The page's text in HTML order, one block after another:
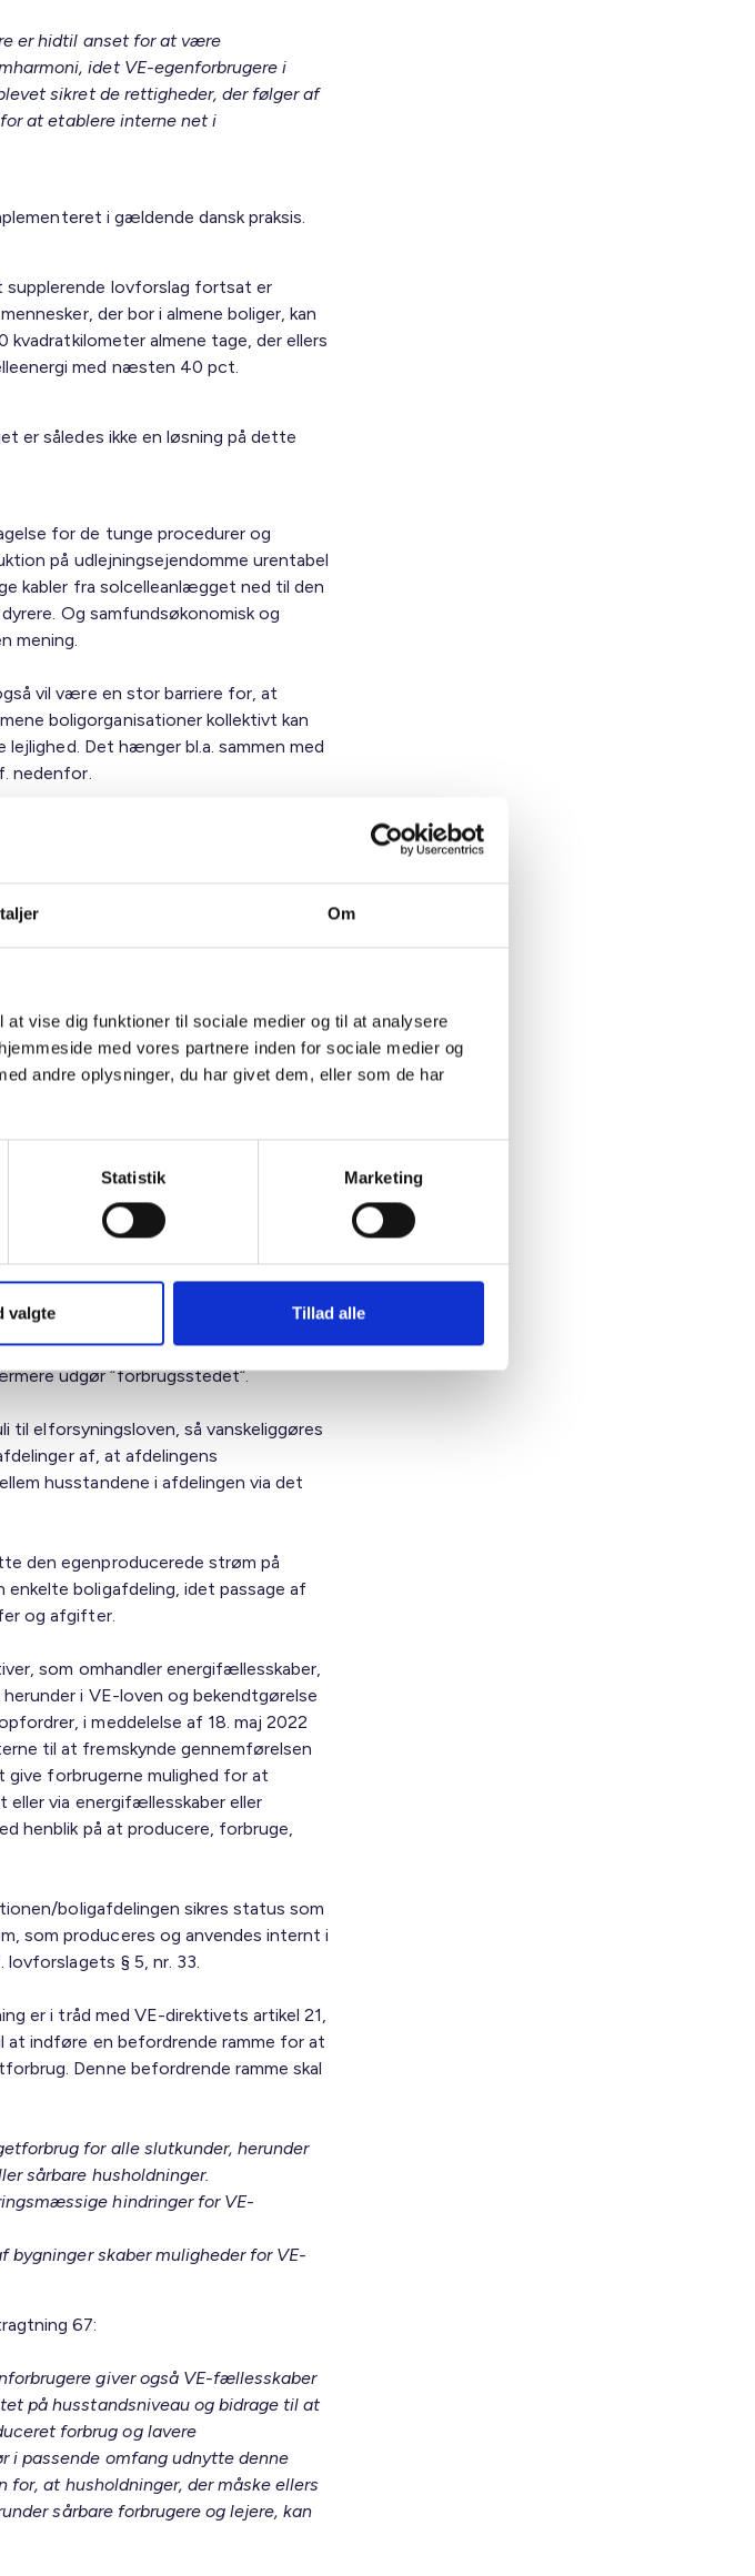
Om
vise dig funktioner til sociale medier og til at analysere
med vores partnere inden for sociale medier og
andre oplysninger, du har givet dem, eller som de har
Statistik Marketing
valgte Tillad alle
er hidtil anset for at være
idet VE-egenforbrugere i
sikret de rettigheder, der følger af
at etablere interne net i
i gældende dansk praksis.
supplerende lovforslag fortsat er
der bor i almene boliger, kan
almene tage, der ellers
med næsten 40 pct.
er således ikke en løsning på dette
for de tunge procedurer og
på udlejningsejendomme urentabel
kabler fra solcelleanlægget ned til den
Og samfundsøkonomisk og
mening.
vil være en stor barriere for, at
boligorganisationer kollektivt kan
Det hænger bl.a. sammen med
nedenfor.
og procedurer kan anvende den
det kollektive net, da ingen strøm vil
udbygning af elnettet i de
kan den almene sektor bidrage
lokalt medvirke til, at fx elbiler
Reelt beder den almene sektor om en
og store ønsker om at bidrage til
af decentral solenergi. Det er helt
almene etageejendomme til at
savner en definition af ”forbruger”
en præcisering af hvem der kan
udgør ”forbrugsstedet”.
til elforsyningsloven, så vanskeliggøres
af, at afdelingens
husstandene i afdelingen via det
den egenproducerede strøm på
boligafdeling, idet passage af
og afgifter.
som omhandler energifællesskaber,
i VE-loven og bekendtgørelse
i meddelelse af 18. maj 2022
til at fremskynde gennemførelsen
forbrugerne mulighed for at
eller via energifællesskaber eller
henblik på at producere, forbruge,
boligafdelingen sikres status som
som produceres og anvendes internt i
lovforslagets § 5, nr. 33.
er i tråd med VE-direktivets artikel 21,
at indføre en befordrende ramme for at
Denne befordrende ramme skal
for alle slutkunder, herunder
sårbare husholdninger.
hindringer for VE-
skaber muligheder for VE-
67:
giver også VE-fællesskaber
på husstandsniveau og bidrage til at
forbrug og lavere
i passende omfang udnytte denne
for, at husholdninger, der måske ellers
sårbare forbrugere og lejere, kan